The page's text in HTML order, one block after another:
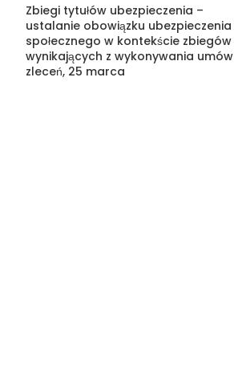
Zbiegi tytułów ubezpieczenia –
ustalanie obowiązku ubezpieczenia
społecznego w kontekście zbiegów
wynikających z wykonywania umów
zleceń, 25 marca